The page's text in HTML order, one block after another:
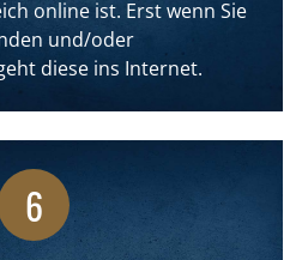
online ist. Erst wenn Sie
und/oder
diese ins Internet.
6